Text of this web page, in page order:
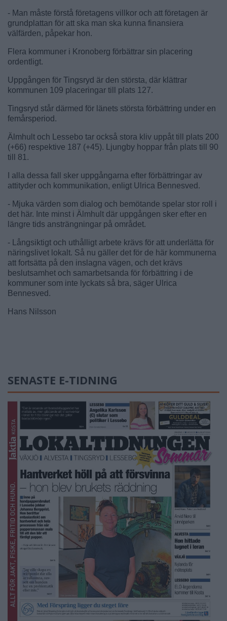
- Man måste förstå företagens villkor och att företagen är
grundplattan för att ska man ska kunna finansiera
välfärden, påpekar hon.
Flera kommuner i Kronoberg förbättrar sin placering
ordentligt.
Uppgången för Tingsryd är den största, där klättrar
kommunen 109 placeringar till plats 127.
Tingsryd står därmed för länets största förbättring under en
femårsperiod.
Älmhult och Lessebo tar också stora kliv uppåt till plats 200
(+66) respektive 187 (+45). Ljungby hoppar från plats till 90
till 81.
I alla dessa fall sker uppgångarna efter förbättringar av
attityder och kommunikation, enligt Ulrica Bennesved.
- Mjuka värden som dialog och bemötande spelar stor roll i
det här. Inte minst i Älmhult där uppgången sker efter en
längre tids ansträngningar på området.
- Långsiktigt och uthålligt arbete krävs för att underlätta för
näringslivet lokalt. Så nu gäller det för de här kommunerna
att fortsätta på den inslagna vägen, och det krävs
beslutsamhet och samarbetsanda för förbättring i de
kommuner som inte lyckats så bra, säger Ulrica
Bennesved.
Hans Nilsson
SENASTE E-TIDNING